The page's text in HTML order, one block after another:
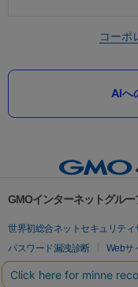
コーポ
AIへ
GMOインターネットグル
世界初総合ネットセキュリティ
パスワード漏洩診断
Webサ